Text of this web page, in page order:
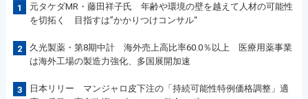
1
元タケダMR・藤田祥子氏 年齢や環境の壁を越えて人材の可能性
を切拓く 目指すは”かかりつけコンサル“
2
久光製薬・第8期中計 海外売上高比率60.0％以上 医療用薬事業
は海外工場の製造力強化、多国展開加速
3
日本リリー マンジャロ皮下注の「持続可能性特例価格調整」適